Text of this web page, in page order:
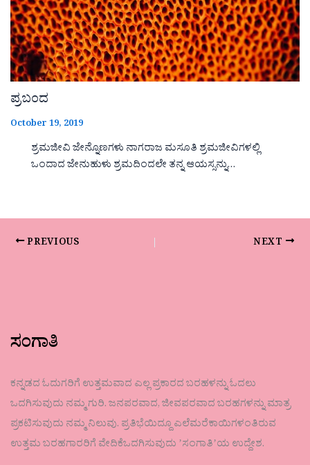
ಪ್ರಬಂದ
October 19, 2019
ಶ್ರಮಜೀವಿ ಜೇನ್ನೊಣಗಳು ನಾಗರಾಜ ಮಸೂತಿ ಶ್ರಮಜೀವಿಗಳಲ್ಲಿ
ಒಂದಾದ ಜೇನುಹುಳು ಶ್ರಮದಿಂದಲೇ ತನ್ನ ಆಯಸ್ಸನ್ನು…
PREVIOUS NEXT
ಸಂಗಾತಿ
ಕನ್ನಡದ ಓದುಗರಿಗೆ ಉತ್ತಮವಾದ ಎಲ್ಲ ಪ್ರಕಾರದ ಬರಹಳನ್ನು ಓದಲು
ಒದಗಿಸುವುದು ನಮ್ಮ ಗುರಿ. ಜನಪರವಾದ, ಜೀವಪರವಾದ ಬರಹಗಳನ್ನು ಮಾತ್ರ
ಪ್ರಕಟಿಸುವುದು ನಮ್ಮ ನಿಲುವು. ಪ್ರತಿಭೆಯಿದ್ದೂ ಎಲೆಮರೆಕಾಯಿಗಳಂತಿರುವ
ಉತ್ತಮ ಬರಹಗಾರರಿಗೆ ವೇದಿಕೆಒದಗಿಸುವುದು ʼಸಂಗಾತಿʼಯ ಉದ್ದೇಶ.